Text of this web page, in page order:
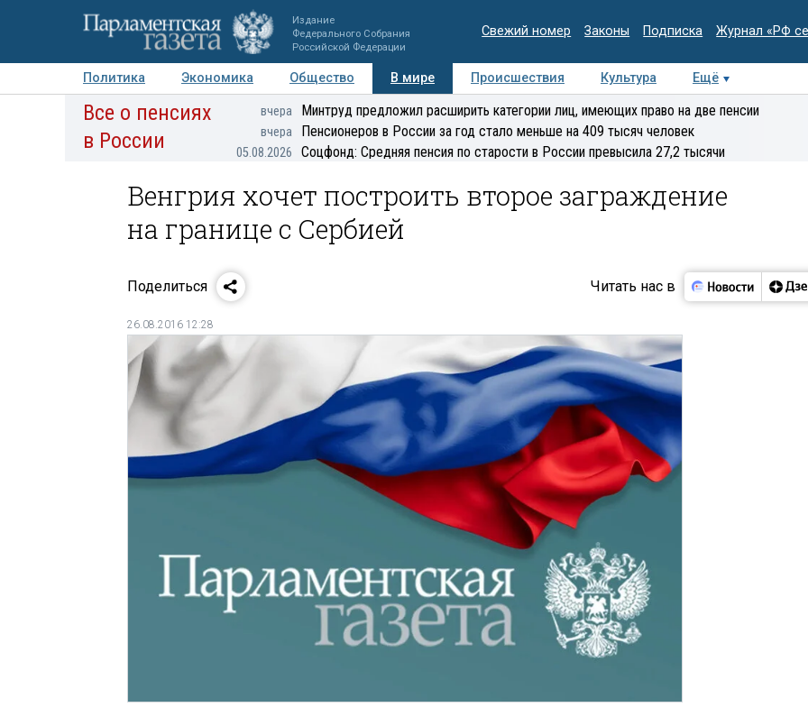
Издание
Федерального Собрания
Российской Федерации
Свежий номер Законы Подписка Журнал «РФ
Политика Экономика Общество В мире Происшествия Культура
Ещё
Авторы Персоны Мнения Регионы Медиацентр Интервью Колумнисты
Все о пенсиях
в России
вчера Минтруд предложил расширить категории лиц, имеющих право на две пенсии
вчера Пенсионеров в России за год стало меньше на 409 тысяч человек
05.08.2026 Соцфонд: Средняя пенсия по старости в России превысила 27,2 тысячи
Венгрия хочет построить второе заграждение
на границе с Сербией
Поделиться Читать нас в
26.08.2016 12:28